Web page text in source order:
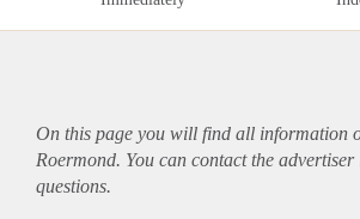
On this page you will find all information
Roermond. You can contact the
questions.